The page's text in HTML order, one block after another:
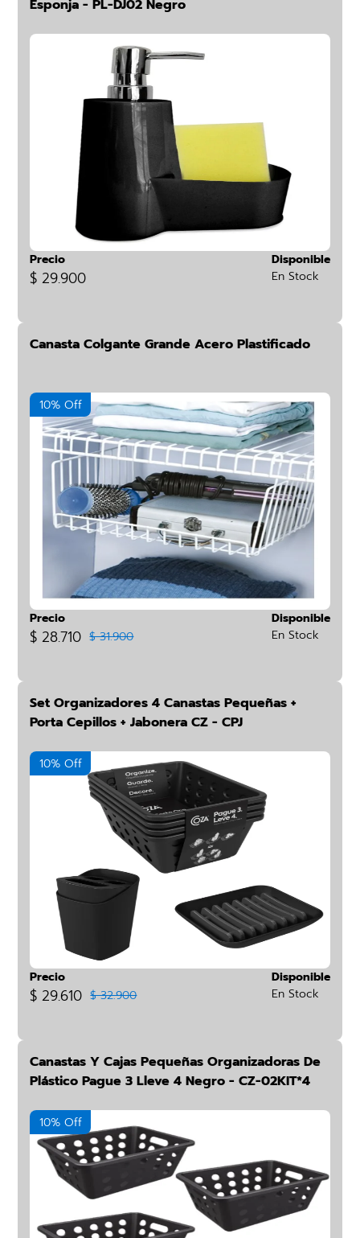
Esponja - PL-DJ02 Negro
Precio
$ 29.900
Disponible
En Stock
Canasta Colgante Grande Acero Plastificado
10% Off
Precio
$ 28.710 $ 31.900
Disponible
En Stock
Set Organizadores 4 Canastas Pequeñas +
Porta Cepillos + Jabonera CZ - CPJ
10% Off
Precio
$ 29.610 $ 32.900
Disponible
En Stock
Canastas Y Cajas Pequeñas Organizadoras De
Plástico Pague 3 Lleve 4 Negro - CZ-02KIT*4
10% Off